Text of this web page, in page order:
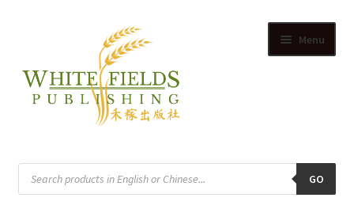
navigation
content
Menu
供应商
搜
GO